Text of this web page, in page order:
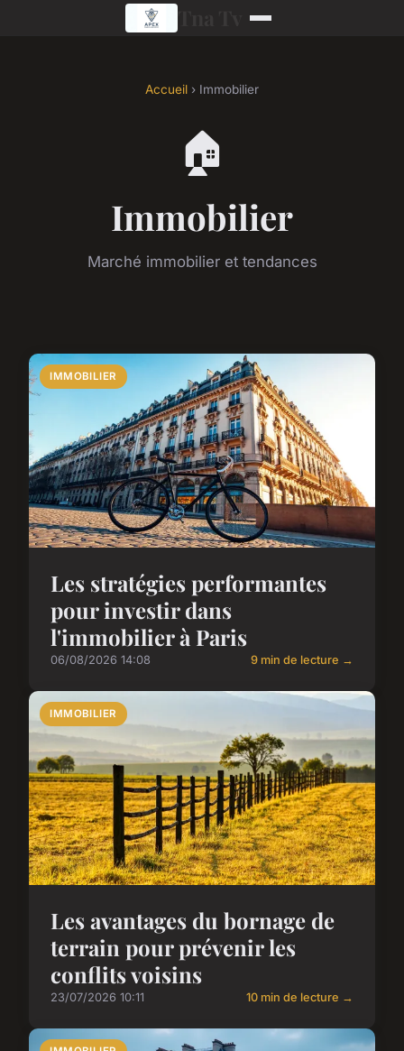
Accueil › Immobilier
🏠
Immobilier
Marché immobilier et tendances
IMMOBILIER
Les stratégies performantes
pour investir dans
l'immobilier à Paris
06/08/2026 14:08 9 min de lecture →
IMMOBILIER
Les avantages du bornage de
terrain pour prévenir les
conflits voisins
23/07/2026 10:11 10 min de lecture →